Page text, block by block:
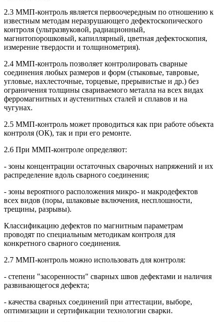
2.3 ММП-контроль является первоочередным по отношению к
известным методам неразрушающего дефектоскопического
контроля (ультразвуковой, радиационный,
магнитопорошковый, капиллярный, цветная дефектоскопия,
измерение твердости и толщинометрия).
2.4 ММП-контроль позволяет контролировать сварные
соединения любых размеров и форм (стыковые, тавровые,
угловые, нахлесточные, торцевые, прерывистые и др.) без
ограничения толщины свариваемого металла на всех видах
ферромагнитных и аустенитных сталей и сплавов и на
чугунах.
2.5 ММП-контроль может проводиться как при работе объекта
контроля (ОК), так и при его ремонте.
2.6 При ММП-контроле определяют:
- зоны концентрации остаточных сварочных напряжений и их
распределение вдоль сварного соединения;
- зоны вероятного расположения микро- и макродефектов
всех видов (поры, шлаковые включения, несплошности,
трещины, разрывы).
Классификацию дефектов по магнитным параметрам
проводят по специальным методикам контроля для
конкретного сварного соединения.
2.7 ММП-контроль можно использовать для контроля:
- степени "засоренности" сварных швов дефектами и наличия
развивающегося дефекта;
- качества сварных соединений при аттестации, выборе,
оптимизации и сертификации технологии сварки.